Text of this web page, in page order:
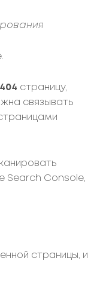
404 страницу,
связывать
Search Console,
страницы, и